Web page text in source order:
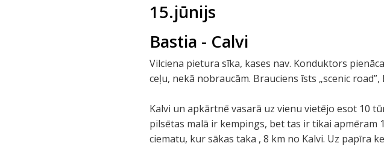
15.jūnijs
Bastia - Calvi
Vilciena pietura sīka, kases nav. Konduktors
ceļu, nekā nobraucām. Brauciens īsts „scenic
Kalvi un apkārtnē vasarā uz vienu vietējo esot 10
pilsētas malā ir kempings, bet tas ir tikai apmēram
ciematu, kur sākas taka , 8 km no Kalvi. Uz papīra